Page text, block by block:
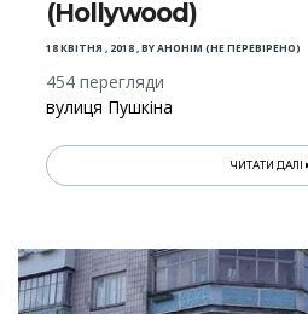
(Hollywood)
18 КВІТНЯ , 2018,BYАНОНІМ (НЕ ПЕРЕВІРЕНО)
454 перегляди
вулиця Пушкіна
ЧИТАТИ ДАЛІ